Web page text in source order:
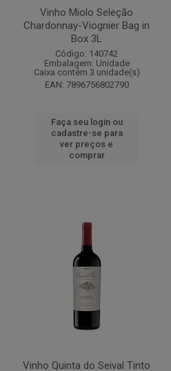
Vinho Miolo Seleção
Chardonnay-Viognier Bag in
Box 3L
Código: 140742
Embalagem: Unidade
Caixa contém 3 unidade(s)
EAN: 7896756802790
Faça seu login ou
cadastre-se para
ver preços e
comprar
Vinho Quinta do Seival Tinto